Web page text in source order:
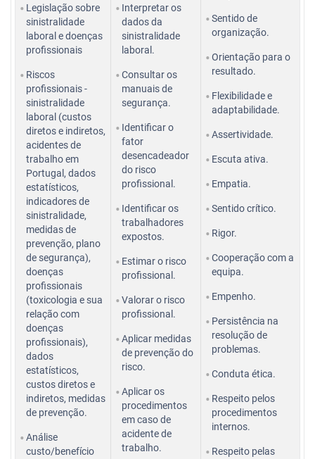
Legislação sobre
sinistralidade
laboral e doenças
profissionais
Riscos
profissionais -
sinistralidade
laboral (custos
diretos e indiretos,
acidentes de
trabalho em
Portugal, dados
estatísticos,
indicadores de
sinistralidade,
medidas de
prevenção, plano
de segurança),
doenças
profissionais
(toxicologia e sua
relação com
doenças
profissionais),
dados
estatísticos,
custos diretos e
indiretos, medidas
de prevenção.
Análise
custo/benefício
Interpretar os
dados da
sinistralidade
laboral.
Consultar os
manuais de
segurança.
Identificar o
fator
desencadeador
do risco
profissional.
Identificar os
trabalhadores
expostos.
Estimar o risco
profissional.
Valorar o risco
profissional.
Aplicar medidas
de prevenção do
risco.
Aplicar os
procedimentos
em caso de
acidente de
trabalho.
Sentido de
organização.
Orientação para o
resultado.
Flexibilidade e
adaptabilidade.
Assertividade.
Escuta ativa.
Empatia.
Sentido crítico.
Rigor.
Cooperação com a
equipa.
Empenho.
Persistência na
resolução de
problemas.
Conduta ética.
Respeito pelos
procedimentos
internos.
Respeito pelas